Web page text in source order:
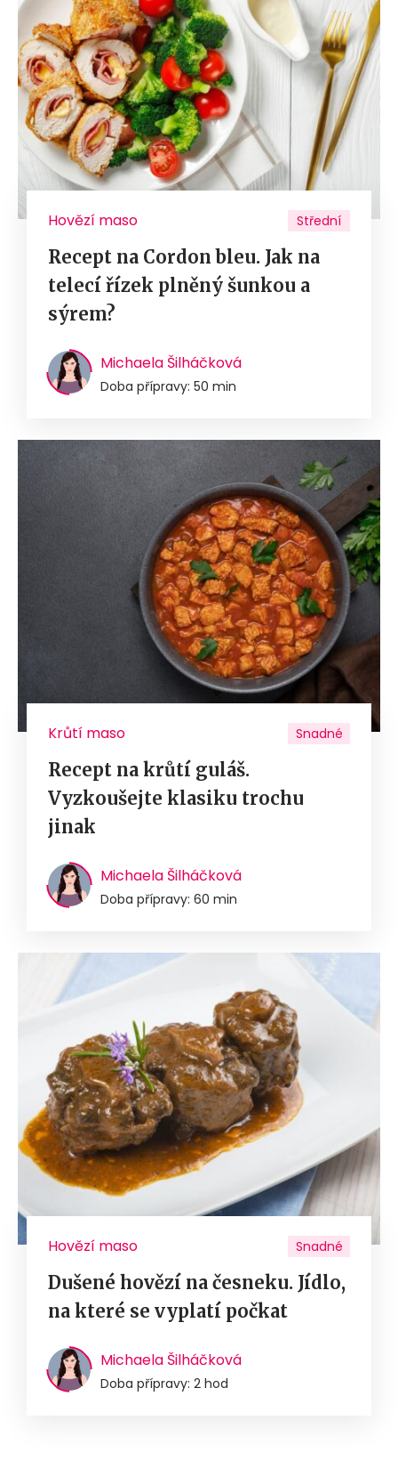
Hovězí maso Střední
Recept na Cordon bleu. Jak na
telecí řízek plněný šunkou a
sýrem?
Michaela Šilháčková
Doba přípravy: 50 min
Krůtí maso Snadné
Recept na krůtí guláš.
Vyzkoušejte klasiku trochu
jinak
Michaela Šilháčková
Doba přípravy: 60 min
Hovězí maso Snadné
Dušené hovězí na česneku. Jídlo,
na které se vyplatí počkat
Michaela Šilháčková
Doba přípravy: 2 hod